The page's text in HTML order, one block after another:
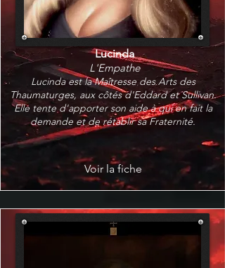
Lucinda
L'Empathe
Lucinda est la Maîtresse des Arts des
Thaumaturges, aux côtés d'Eddard et Sullivan.
Elle tente d'apporter son aide à qui en fait la
demande et de rétablir sa Fraternité.
Voir la fiche